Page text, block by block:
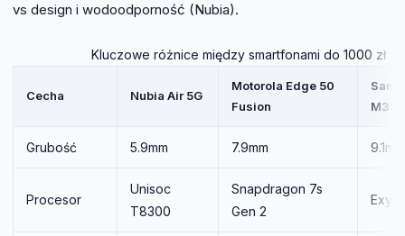
vs design i wodoodporność (Nubia).
Kluczowe różnice między smartfonami do 1000 zł
Cecha Nubia Air 5G
Motorola Edge 50
Fusion
M35
Grubość 5.9mm 7.9mm 9.1mm
Procesor
Unisoc
T8300
Snapdragon 7s
Gen 2